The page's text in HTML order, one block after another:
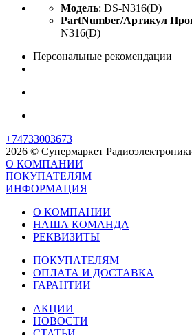
Модель: DS-N316(D)
PartNumber/Артикул
N316(D)
Персональные рекомендации
+74733003673
2026 © Супермаркет
О КОМПАНИИ
ПОКУПАТЕЛЯМ
ИНФОРМАЦИЯ
О КОМПАНИИ
НАША КОМАНДА
РЕКВИЗИТЫ
ПОКУПАТЕЛЯМ
ОПЛАТА И ДОСТАВКА
ГАРАНТИИ
АКЦИИ
НОВОСТИ